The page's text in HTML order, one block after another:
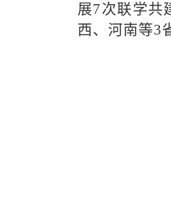
展7次联学共
西、河南等3